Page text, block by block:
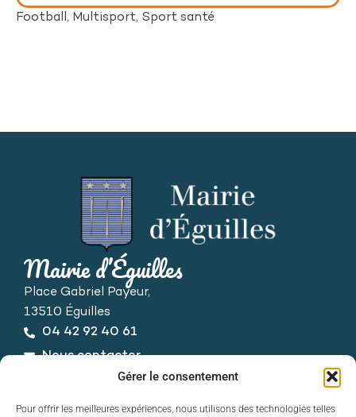
Gérer le consentement
Pour offrir les meilleures expériences, nous utilisons des technologies telles
Football, Multisport, Sport santé
Mairie d’Éguilles
Place Gabriel Payeur,
13510 Éguilles
04 42 92 40 61
Nous contacter
Horaires d’ouverture